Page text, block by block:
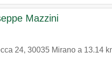
Mazzini
24, 30035 Mirano a 13.14